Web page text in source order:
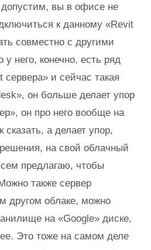
вы в офисе не
к данному «Revit
совместно с другими
него, конечно, есть ряд
сервера» и сейчас такая
он больше делает упор
он про него вообще на
а делает упор,
на свой облачный
предлагаю, чтобы
также сервер
другом облаке, можно
на «Google» диске,
Это тоже на самом деле